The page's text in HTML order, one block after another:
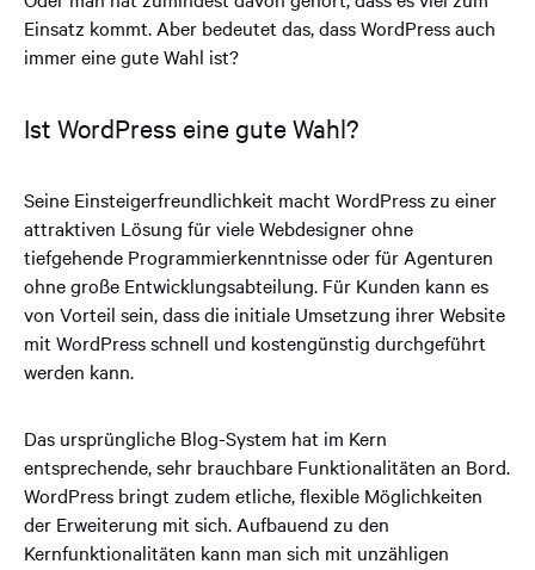
Einsatz kommt. Aber bedeutet das, dass WordPress auch
immer eine gute Wahl ist?
Ist WordPress eine gute Wahl?
Seine Einsteigerfreundlichkeit macht WordPress zu einer
attraktiven Lösung für viele Webdesigner ohne
tiefgehende Programmierkenntnisse oder für Agenturen
ohne große Entwicklungsabteilung. Für Kunden kann es
von Vorteil sein, dass die initiale Umsetzung ihrer Website
mit WordPress schnell und kostengünstig durchgeführt
werden kann.
Das ursprüngliche Blog-System hat im Kern
entsprechende, sehr brauchbare Funktionalitäten an Bord.
WordPress bringt zudem etliche, flexible Möglichkeiten
der Erweiterung mit sich. Aufbauend zu den
Kernfunktionalitäten kann man sich mit unzähligen